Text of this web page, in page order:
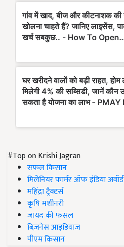
#Top on Krishi Jagran
सफल किसान
मिलेनियर फार्मर ऑफ इंडिया अवॉर्ड
महिंद्रा ट्रैक्टर्स
कृषि मशीनरी
जायद की फसल
बिज़नेस आइडियाज
पीएम किसान